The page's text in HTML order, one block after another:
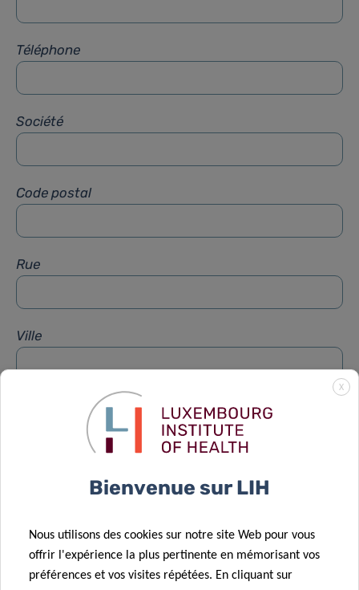
Téléphone
Société
Code postal
Rue
Ville
X
Bienvenue sur LIH
Nous utilisons des cookies sur notre site Web pour vous
offrir l'expérience la plus pertinente en mémorisant vos
préférences et vos visites répétées. En cliquant sur